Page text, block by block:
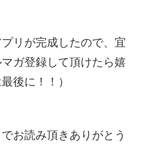
リが完成したので、宜
ガ登録して頂けたら嬉
後に！！）
お読み頂きありがとう